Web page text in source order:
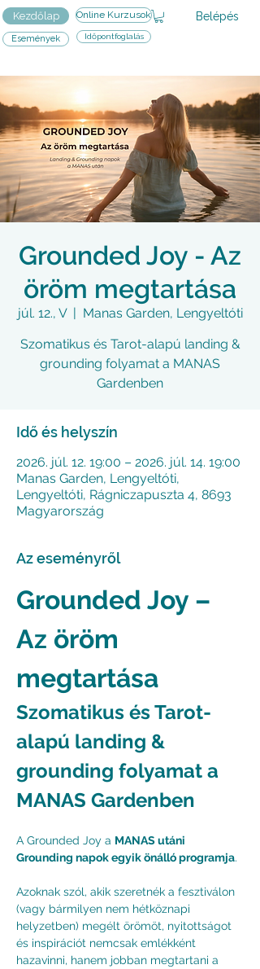
Kezdőlap Online Kurzusok Belépés
Események Időpontfoglalás
Grounded Joy - Az
öröm megtartása
júl. 12., V
  |
Manas Garden, Lengyeltóti
Szomatikus és Tarot-alapú landing &
grounding folyamat a MANAS
Gardenben
Idő és helyszín
2026. júl. 12. 19:00 – 2026. júl. 14. 19:00
Manas Garden, Lengyeltóti,
Lengyeltóti, Rágniczapuszta 4, 8693
Magyarország
Az eseményről
Grounded Joy –
Az öröm
megtartása
Szomatikus és Tarot-
alapú landing &
grounding folyamat a
MANAS Gardenben
A Grounded Joy a MANAS utáni
Grounding napok egyik önálló programja.
Azoknak szól, akik szeretnék a fesztiválon
(vagy bármilyen nem hétköznapi
helyzetben) megélt örömöt, nyitottságot
és inspirációt nemcsak emlékként
hazavinni, hanem jobban megtartani a